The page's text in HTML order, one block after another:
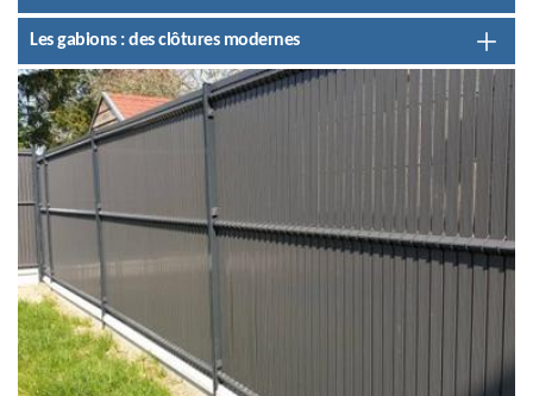
Les gabions : des clôtures modernes